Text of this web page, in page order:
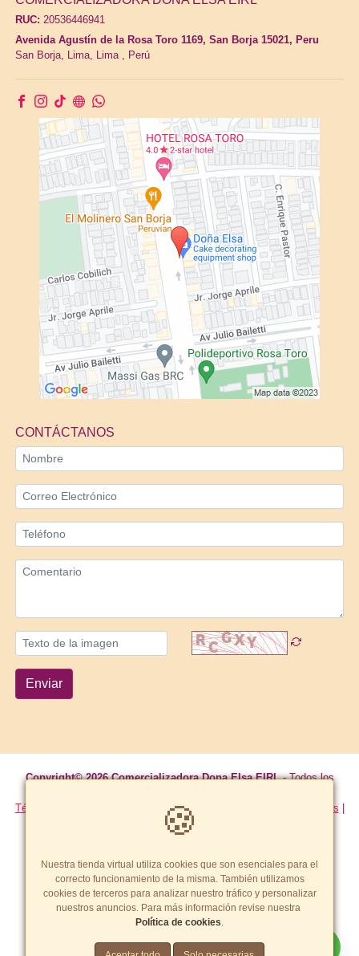
RUC: 20536446941
Avenida Agustín de la Rosa Toro 1169, San Borja 15021, Peru
San Borja,
Lima, Lima Perú
CONTÁCTANOS
Enviar
Copyright© 2026 Comercializadora Dona Elsa EIRL- Todos los
Términos y Condiciones
Política de calidad, garantía y devoluciones
Política de cookies |Formas de pago
Tarifas y zonas de reparto
🍪
Nuestra tienda virtual utiliza cookies que son esenciales para el
correcto funcionamiento de la misma. También utilizamos
cookies de terceros para analizar nuestro tráfico y personalizar
nuestros anuncios. Para más información revise nuestra
Política de cookies.
Crea una tienda virtual como esta.